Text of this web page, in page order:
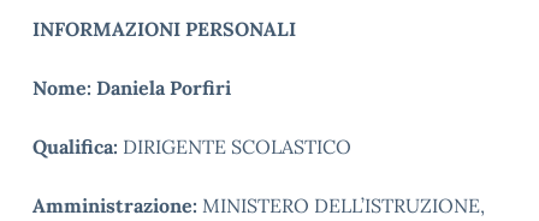
INFORMAZIONI PERSONALI
Nome: Daniela Porfiri
Qualifica: DIRIGENTE SCOLASTICO
Amministrazione: MINISTERO DELL’ISTRUZIONE,